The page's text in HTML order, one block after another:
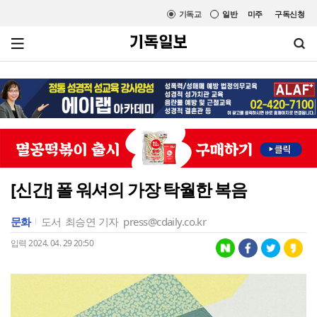
미주 구독신청
일반
기독교
[신간] 폴 워셔의 가장 탁월한 복음
문화 도서 최승연 기자 press@cdaily.co.kr
입력 2024. 04. 29 20:50